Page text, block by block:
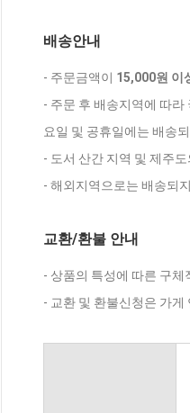
배송안내
- 주문금액이 15,000원 이
- 주문 후 배송지역에 따
요일 및 공휴일에는 배송
- 도서 산간 지역 및 제주
- 해외지역으로는 배송되
교환/환불 안내
- 상품의 특성에 따른 구
- 교환 및 환불신청은 가